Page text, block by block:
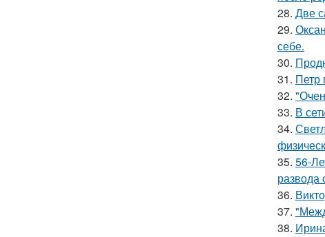
28. Две
29.
себе.
30.
31. Петр
32.
33. В
34.
35. 56-
36.
37.
38.